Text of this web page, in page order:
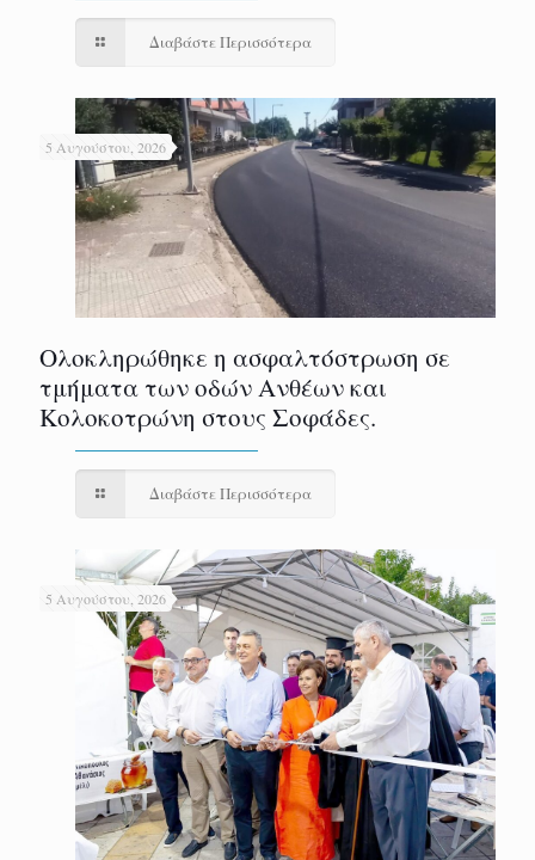
Διαβάστε Περισσότερα
5 Αυγούστου, 2026
Ολοκληρώθηκε η ασφαλτόστρωση σε
τμήματα των οδών Ανθέων και
Κολοκοτρώνη στους Σοφάδες.
Διαβάστε Περισσότερα
5 Αυγούστου, 2026